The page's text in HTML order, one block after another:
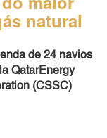
natural
de 24 navios
QatarEnergy
(CSSC)